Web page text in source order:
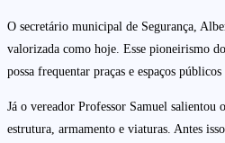
O secretário municipal de Segurança,
valorizada como hoje. Esse pioneirismo
possa frequentar praças e espaços
Já o vereador Professor Samuel
estrutura, armamento e viaturas. Antes